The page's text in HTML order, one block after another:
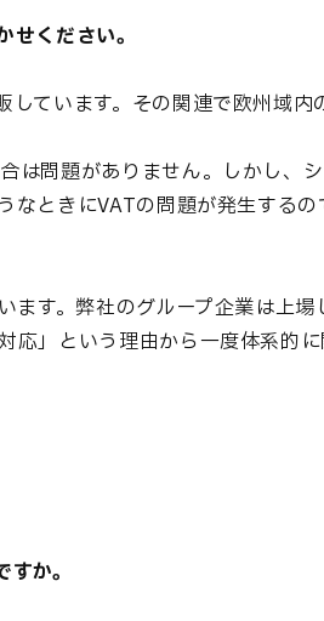
ください。
ています。その関連で欧州域内
問題がありません。しかし、
ときにVATの問題が発生する
す。弊社のグループ企業は上
」という理由から一度体系的
か。